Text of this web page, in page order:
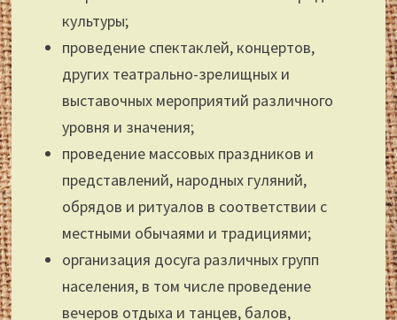
культуры;
проведение спектаклей, концертов,
других театрально-зрелищных и
выставочных мероприятий различного
уровня и значения;
проведение массовых праздников и
представлений, народных гуляний,
обрядов и ритуалов в соответствии с
местными обычаями и традициями;
организация досуга различных групп
населения, в том числе проведение
вечеров отдыха и танцев, балов,